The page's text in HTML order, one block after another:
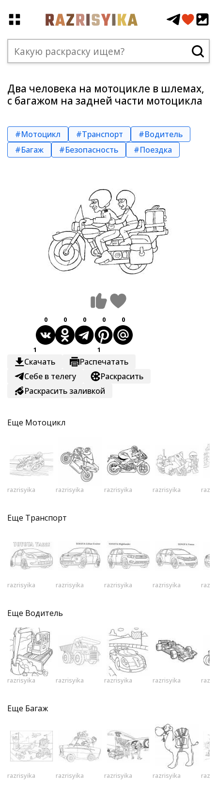
Два человека на мотоцикле в шлемах,
с багажом на задней части мотоцикла
#Мотоцикл #Транспорт
#Водитель
#Багаж
#Безопасность #Поездка
0 0 0 0 0
1
Скачать
1
Распечатать
Себе в телегу
Раскрасить
Раскрасить заливкой
Еще Мотоцикл
razrisyika razrisyika razrisyika razrisyika
Еще Транспорт
razrisyika razrisyika razrisyika razrisyika
Еще Водитель
razrisyika razrisyika razrisyika razrisyika
Еще Багаж
razrisyika razrisyika razrisyika razrisyika